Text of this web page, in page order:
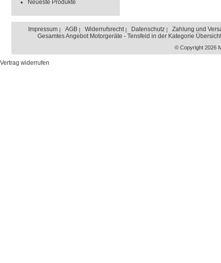
Neueste Produkte
Impressum AGB Widerrufsrecht Datenschutz
Zahlung und
Gesamtes Angebot Motorgeräte - Tensfeld in der Kategorie Übersicht
© Copyright 2026
Vertrag widerrufen